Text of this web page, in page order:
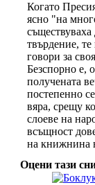
Когато
ясно "на
твърдение,
говори за
Безспорно е,
получената
постепенно
вяра, срещу
слоеве на
всъщност
на книжнина
Оцени тази